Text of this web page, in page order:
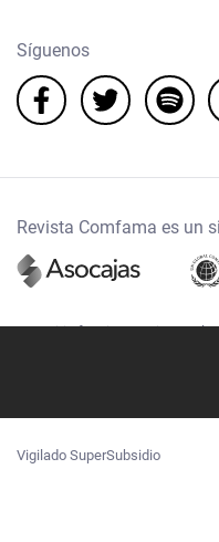
Síguenos
Revista Comfama es un
Este sitio funciona mejor con
Vigilado SuperSubsidio